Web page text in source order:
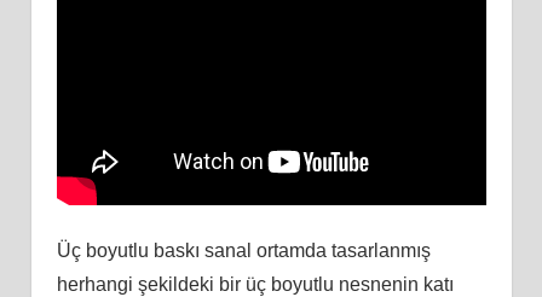
Üç boyutlu baskı sanal ortamda tasarlanmış
herhangi şekildeki bir üç boyutlu nesnenin katı